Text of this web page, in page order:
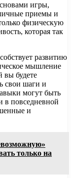
игры,
приемы и
физическую
которая так
развитию
мышление
вы будете
свои шаги и
могут быть
в повседневной
и
только на